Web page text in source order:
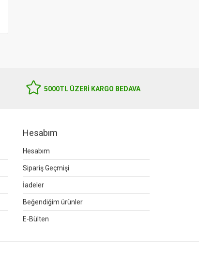
5000TL ÜZERI KARGO BEDAVA
Hesabım
Hesabım
Sipariş Geçmişi
İadeler
Beğendiğim ürünler
E-Bülten